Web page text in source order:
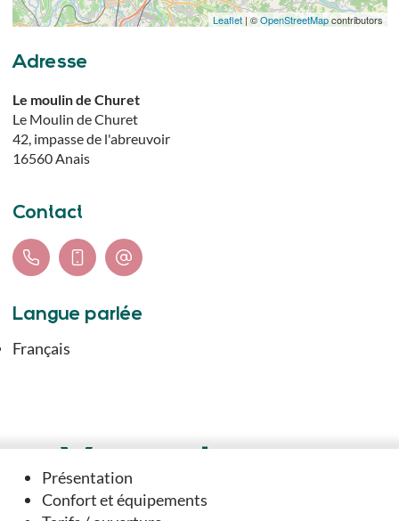
Présentation
Confort et équipements
Leaflet| ©OpenStreetMapcontributors
Adresse
Le moulin de Churet
Le Moulin de Churet
42, impasse de l'abreuvoir
16560 Anais
Contact
Langue parlée
Français
Vous aimerez
aussi